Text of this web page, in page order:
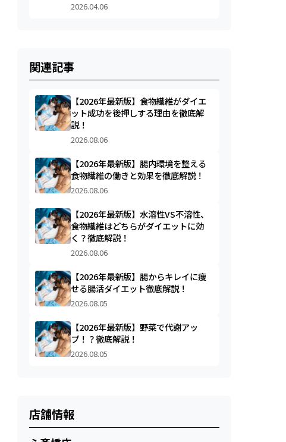
2026.04.06
関連記事
【2026年最新版】食物繊維がダイエ
ット成功を後押しする理由を徹底解
説！
2026.08.06
【2026年最新版】腸内環境を整える
食物繊維の働きと効果を徹底解説！
2026.08.06
【2026年最新版】水溶性VS不溶性、
食物繊維はどちらがダイエットに効
く？徹底解説！
2026.08.06
【2026年最新版】腸からキレイに痩
せる腸活ダイエット徹底解説！
2026.08.05
【2026年最新版】野菜で代謝アッ
プ！？徹底解説！
2026.08.05
店舗情報